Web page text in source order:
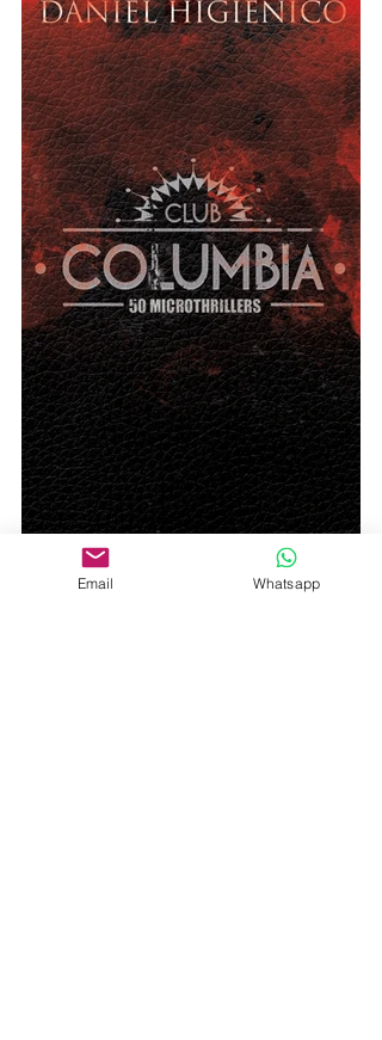
Email Whatsapp